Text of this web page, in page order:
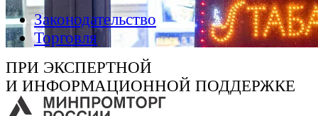
Законодательство
Торговля
ПРИ ЭКСПЕРТНОЙ
И ИНФОРМАЦИОННОЙ ПОДДЕРЖКЕ